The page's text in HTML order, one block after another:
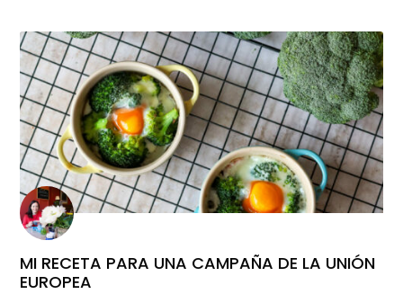
MI RECETA PARA UNA CAMPAÑA DE LA UNIÓN
EUROPEA